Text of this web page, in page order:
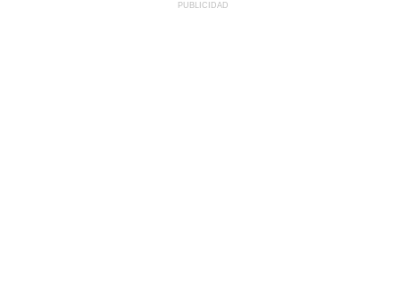
PUBLICIDAD